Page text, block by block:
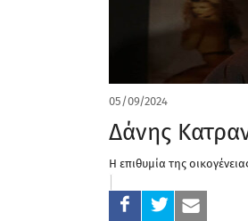
05/09/2024
Δάνης
Η επιθυμία της